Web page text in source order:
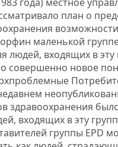
план о
возможности
маленькой
людей, входящих в эту
совершенно новое
здравоохранения
входящих в эту
группы ЕРD